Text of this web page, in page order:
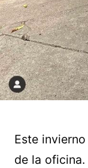
Este
de la oficina.